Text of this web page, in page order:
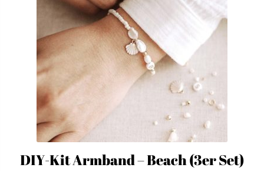
DIY-Kit Armband – Beach (3er Set)